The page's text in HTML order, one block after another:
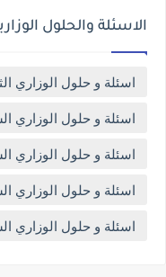
الاسئلة والحلول الوزارية 2022 الدور
اسئلة و حلول الوزاري الثالث
اسئلة و حلول الوزاري السادس
اسئلة و حلول الوزاري السادس
اسئلة و حلول الوزاري السادس
اسئلة و حلول الوزاري السادس